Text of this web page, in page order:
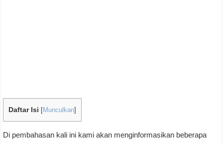
Daftar Isi [Munculkan]
Di pembahasan kali ini kami akan menginformasikan beberapa